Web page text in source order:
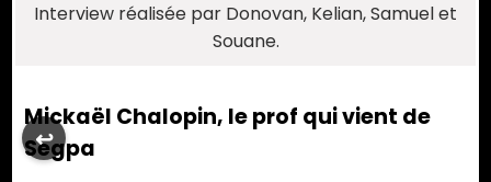
Interview réalisée par Donovan, Kelian, Samuel et
Souane.
Mickaël Chalopin, le prof qui vient de
Segpa
↩︎